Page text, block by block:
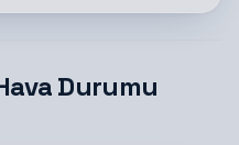
Durumu